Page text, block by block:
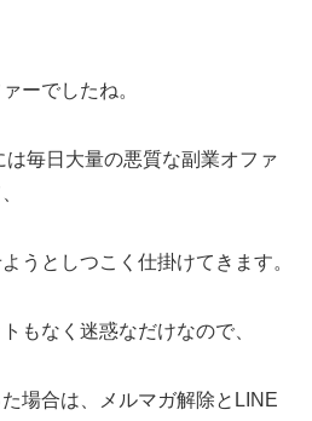
ーでしたね。
は毎日大量の悪質な副業オファ
うとしつこく仕掛けてきます。
もなく迷惑なだけなので、
場合は、メルマガ解除とLINE